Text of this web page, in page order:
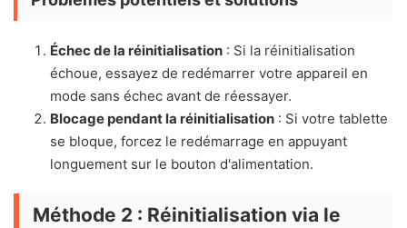
Échec de la réinitialisation : Si la réinitialisation
échoue, essayez de redémarrer votre appareil en
mode sans échec avant de réessayer.
Blocage pendant la réinitialisation : Si votre tablette
se bloque, forcez le redémarrage en appuyant
longuement sur le bouton d'alimentation.
Méthode 2 : Réinitialisation via le